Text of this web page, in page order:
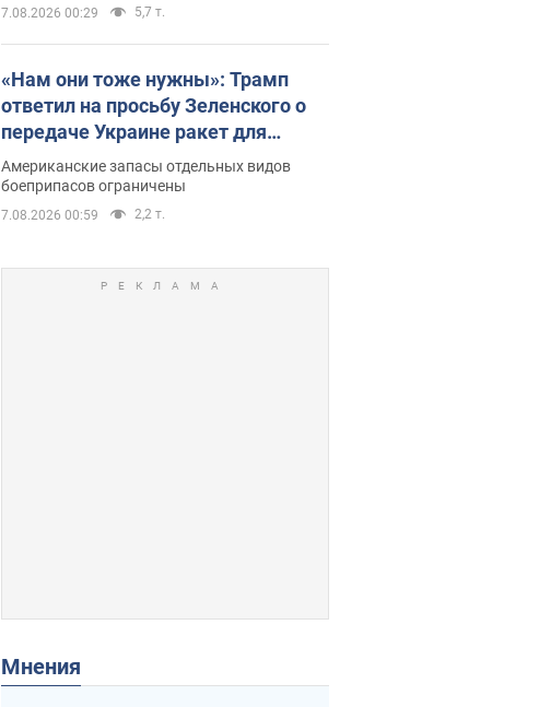
7.08.2026 00:29 5,7 т.
«Нам они тоже нужны»: Трамп
ответил на просьбу Зеленского о
передаче Украине ракет для
Patriot
Американские запасы отдельных видов
боеприпасов ограничены
7.08.2026 00:59 2,2 т.
Мнения